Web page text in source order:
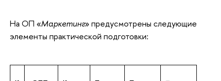
На ОП «Маркетинг» предусмотрены следующие
элементы практической подготовки: